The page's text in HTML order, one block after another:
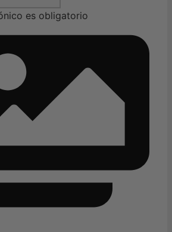
es obligatorio